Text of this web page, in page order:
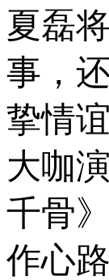
夏磊
事，
挚情
大咖
千骨
作心